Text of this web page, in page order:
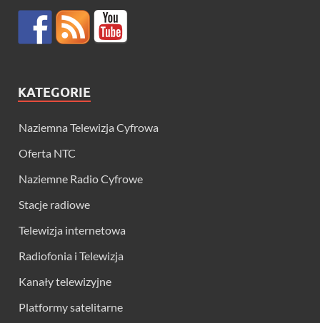
KATEGORIE
Naziemna Telewizja Cyfrowa
Oferta NTC
Naziemne Radio Cyfrowe
Stacje radiowe
Telewizja internetowa
Radiofonia i Telewizja
Kanały telewizyjne
Platformy satelitarne